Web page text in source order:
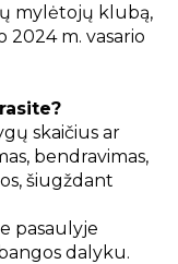
mylėtojų klubą,
2024 m. vasario
skaičius ar
bendravimas,
šiugždant
pasaulyje
dalyku.